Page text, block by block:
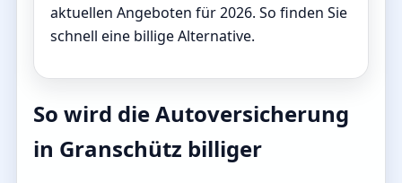
aktuellen Angeboten für 2026. So finden Sie
schnell eine billige Alternative.
So wird die Autoversicherung
in Granschütz billiger